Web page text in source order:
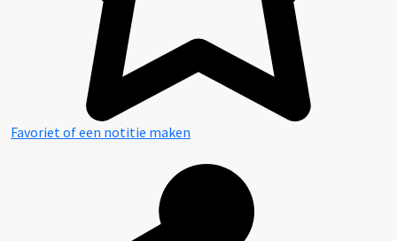
Favoriet of een notitie maken